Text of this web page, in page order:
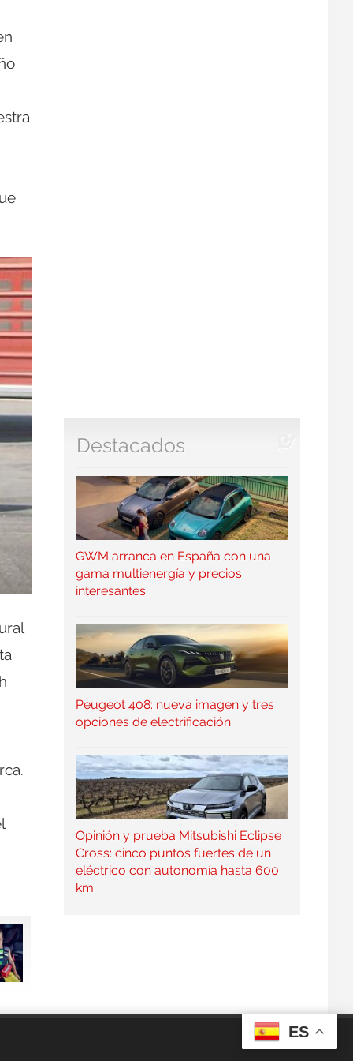
Destacados
GWM arranca en España con una
gama multienergía y precios
interesantes
Peugeot 408: nueva imagen y tres
opciones de electrificación
Opinión y prueba Mitsubishi Eclipse
Cross: cinco puntos fuertes de un
eléctrico con autonomía hasta 600
km
ES